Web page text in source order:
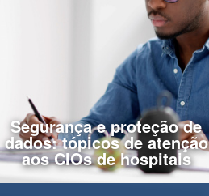
Segurança e proteção de
dados: tópicos de atenção
aos CIOs de hospitais